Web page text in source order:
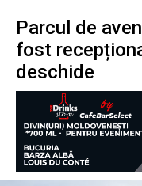
Parcul de
fost
deschide